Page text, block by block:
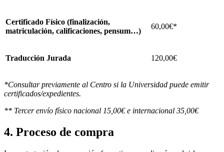
Certificado Físico (finalización,
matriculación, calificaciones, pensum…)
60,00€*
Traducción Jurada 120,00€
*Consultar previamente al Centro si la Universidad puede emitir
certificados/expedientes.
** Tercer envío físico nacional 15,00€ e internacional 35,00€
4. Proceso de compra